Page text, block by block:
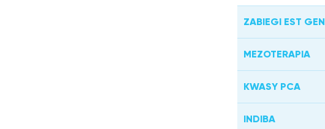
ZABIEGI EST GEN
MEZOTERAPIA
KWASY PCA
INDIBA